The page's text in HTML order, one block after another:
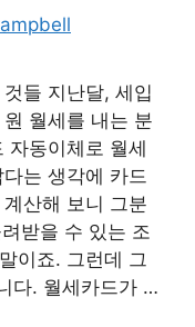
들 지난달, 세입
월세를 내는 분
자동이체로 월세
는 생각에 카드
산해 보니 그분
받을 수 있는 조
이죠. 그런데 그
다. 월세카드가 …